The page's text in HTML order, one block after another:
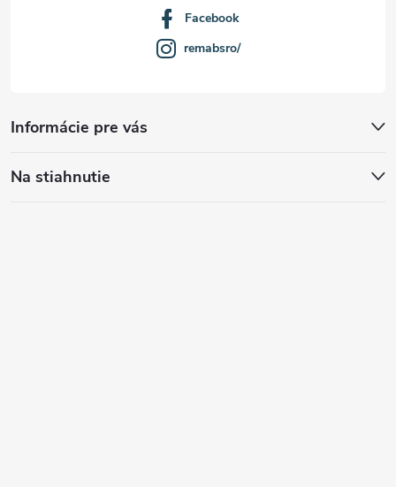
Informácie pre vás
Na stiahnutie
Facebook
remabsro/